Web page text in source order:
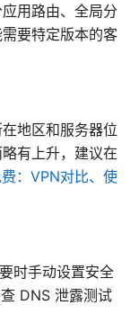
用路由、全局分
要特定版本的客
地区和服务器位
有上升，建议在
：VPN对比、使
时手动设置安全
DNS 泄露测试